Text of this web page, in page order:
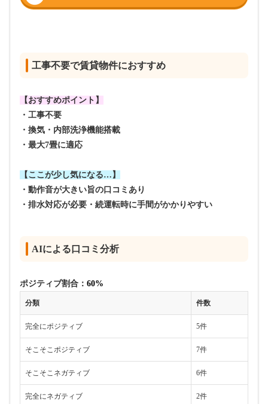
工事不要で賃貸物件におすすめ
【おすすめポイント】
・工事不要
・換気・内部洗浄機能搭載
・最大7畳に適応
【ここが少し気になる…】
・動作音が大きい旨の口コミあり
・排水対応が必要・続運転時に手間がかかりやすい
AIによる口コミ分析
ポジティブ割合： 60%
分類 件数
完全にポジティブ 5件
そこそこポジティブ 7件
そこそこネガティブ 6件
完全にネガティブ 2件